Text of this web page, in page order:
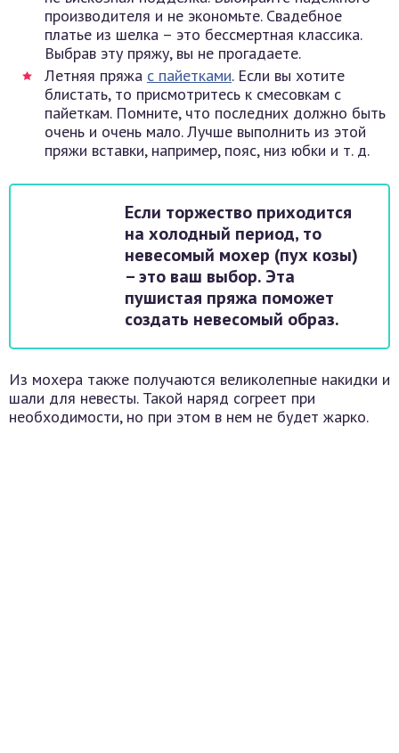
производителя и не экономьте. Свадебное
платье из шелка – это бессмертная классика.
Выбрав эту пряжу, вы не прогадаете.
Летняя пряжа с пайетками. Если вы хотите
блистать, то присмотритесь к смесовкам с
пайеткам. Помните, что последних должно быть
очень и очень мало. Лучше выполнить из этой
пряжи вставки, например, пояс, низ юбки и т. д.
Если торжество приходится
на холодный период, то
невесомый мохер (пух козы)
– это ваш выбор. Эта
пушистая пряжа поможет
создать невесомый образ.
Из мохера также получаются великолепные накидки и
шали для невесты. Такой наряд согреет при
необходимости, но при этом в нем не будет жарко.